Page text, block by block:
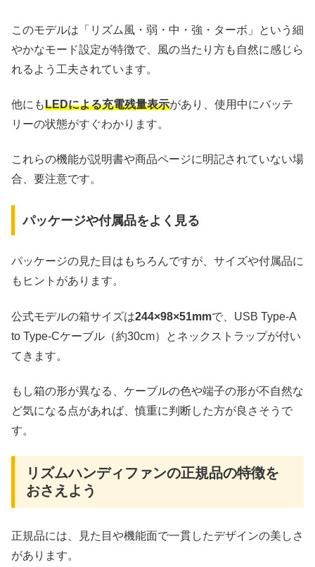
このモデルは「リズム風・弱・中・強・ターボ」という細
やかなモード設定が特徴で、風の当たり方も自然に感じら
れるよう工夫されています。
他にもLEDによる充電残量表示があり、使用中にバッテ
リーの状態がすぐわかります。
これらの機能が説明書や商品ページに明記されていない場
合、要注意です。
パッケージや付属品をよく見る
パッケージの見た目はもちろんですが、サイズや付属品に
もヒントがあります。
公式モデルの箱サイズは244×98×51mmで、USB Type-A
to Type-Cケーブル（約30cm）とネックストラップが付い
てきます。
もし箱の形が異なる、ケーブルの色や端子の形が不自然な
ど気になる点があれば、慎重に判断した方が良さそうで
す。
リズムハンディファンの正規品の特徴を
おさえよう
正規品には、見た目や機能面で一貫したデザインの美しさ
があります。